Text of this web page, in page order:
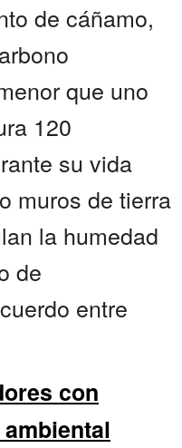
de cáñamo,
que uno
120
su vida
muros de tierra
la humedad
de
entre
con